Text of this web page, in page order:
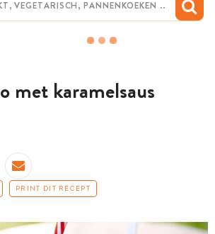
met karamelsaus
PRINT DIT RECEPT